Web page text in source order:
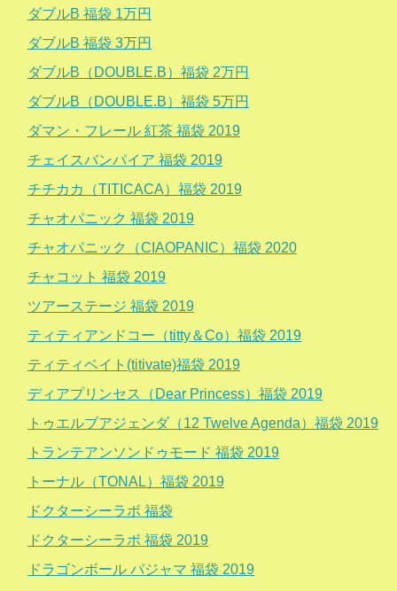
ダブルB 福袋 1万円
ダブルB 福袋 3万円
ダブルB（DOUBLE.B）福袋 2万円
ダブルB（DOUBLE.B）福袋 5万円
ダマン・フレール 紅茶 福袋 2019
チェイスバンパイア 福袋 2019
チチカカ（TITICACA）福袋 2019
チャオパニック 福袋 2019
チャオパニック（CIAOPANIC）福袋 2020
チャコット 福袋 2019
ツアーステージ 福袋 2019
ティティアンドコー（titty＆Co）福袋 2019
ティティベイト(titivate)福袋 2019
ディアプリンセス（Dear Princess）福袋 2019
トゥエルブアジェンダ（12 Twelve Agenda）福袋 2019
トランテアンソンドゥモード 福袋 2019
トーナル（TONAL）福袋 2019
ドクターシーラボ 福袋
ドクターシーラボ 福袋 2019
ドラゴンボール パジャマ 福袋 2019